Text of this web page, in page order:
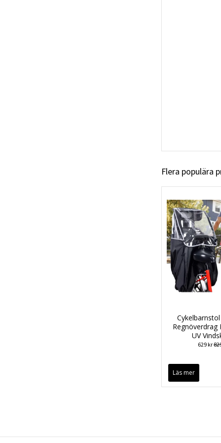
Flera populära
Regnöverdrag
UV
629 kr
Läs mer